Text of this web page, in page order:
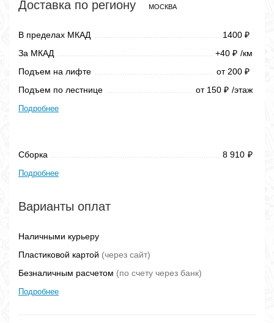
Доставка по региону МОСКВА
В пределах МКАД 1400 ₽
За МКАД +40 ₽ /км
Подъем на лифте
от 200 ₽
Подъем по лестнице от 150 ₽ /этаж
Подробнее
Сборка 8 910 ₽
Подробнее
Варианты оплат
Наличными курьеру
Пластиковой картой (через сайт)
Безналичным расчетом (по счету через банк)
Подробнее